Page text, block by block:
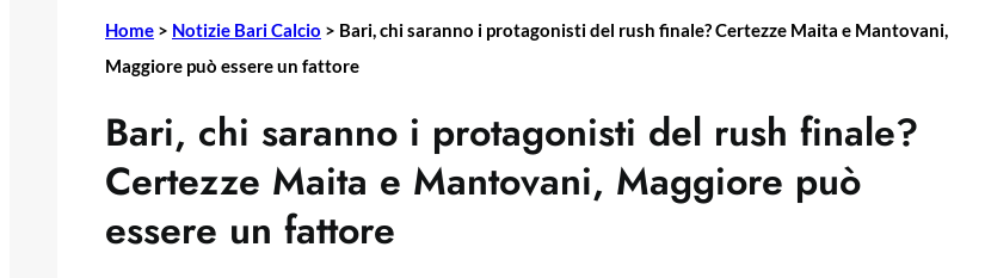
Home > Notizie Bari Calcio > Bari, chi saranno i protagonisti del rush finale? Certezze Maita e Mantovani,
Maggiore può essere un fattore
Bari, chi saranno i protagonisti del rush finale?
Certezze Maita e Mantovani, Maggiore può
essere un fattore